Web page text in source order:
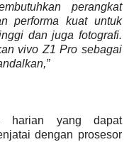
perangkat
performa kuat untuk
dan juga fotografi.
vivo Z1 Pro sebagai
harian yang dapat
dengan prosesor